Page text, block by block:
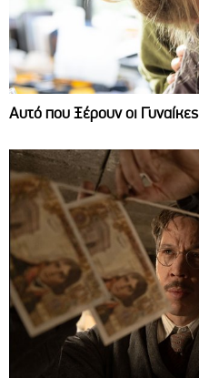
Αυτό που Ξέρουν οι Γυναίκες